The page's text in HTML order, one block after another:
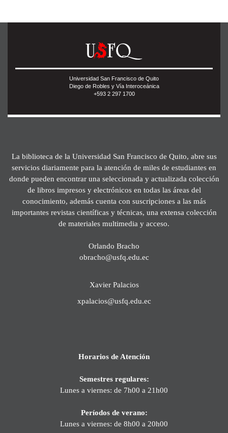
Universidad San Francisco de Quito
Diego de Robles y Vía Interoceánica
+593 2 297 1700
La biblioteca de la Universidad San Francisco de Quito, abre sus
servicios diariamente para la atención de miles de estudiantes en
donde pueden encontrar una seleccionada y actualizada colección
de libros impresos y electrónicos en todas las áreas del
conocimiento, además cuenta con suscripciones a las más
importantes revistas científicas y técnicas, una extensa colección
de materiales multimedia y acceso.
Orlando Bracho
obracho@usfq.edu.ec
Xavier Palacios
xpalacios@usfq.edu.ec
Horarios de Atención
Semestres regulares:
Lunes a viernes: de 7h00 a 21h00
Períodos de verano:
Lunes a viernes: de 8h00 a 20h00